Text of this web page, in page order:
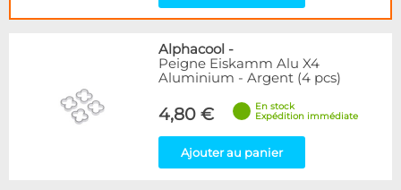
Alphacool -
Peigne Eiskamm Alu X4
Aluminium - Argent (4 pcs)
4,80 €
En stock
Expédition immédiate
Ajouter au panier